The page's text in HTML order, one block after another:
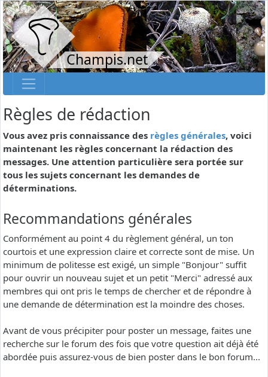
Champis.net
Règles de rédaction
Vous avez pris connaissance des règles générales, voici
maintenant les règles concernant la rédaction des
messages. Une attention particulière sera portée sur
tous les sujets concernant les demandes de
déterminations.
Recommandations générales
Conformément au point 4 du règlement général, un ton
courtois et une expression claire et correcte sont de mise. Un
minimum de politesse est exigé, un simple "Bonjour" suffit
pour ouvrir un nouveau sujet et un petit "Merci" adressé aux
membres qui ont pris le temps de chercher et de répondre à
une demande de détermination est la moindre des choses.
Avant de vous précipiter pour poster un message, faites une
recherche sur le forum des fois que votre question ait déjà été
abordée puis assurez-vous de bien poster dans le bon forum...